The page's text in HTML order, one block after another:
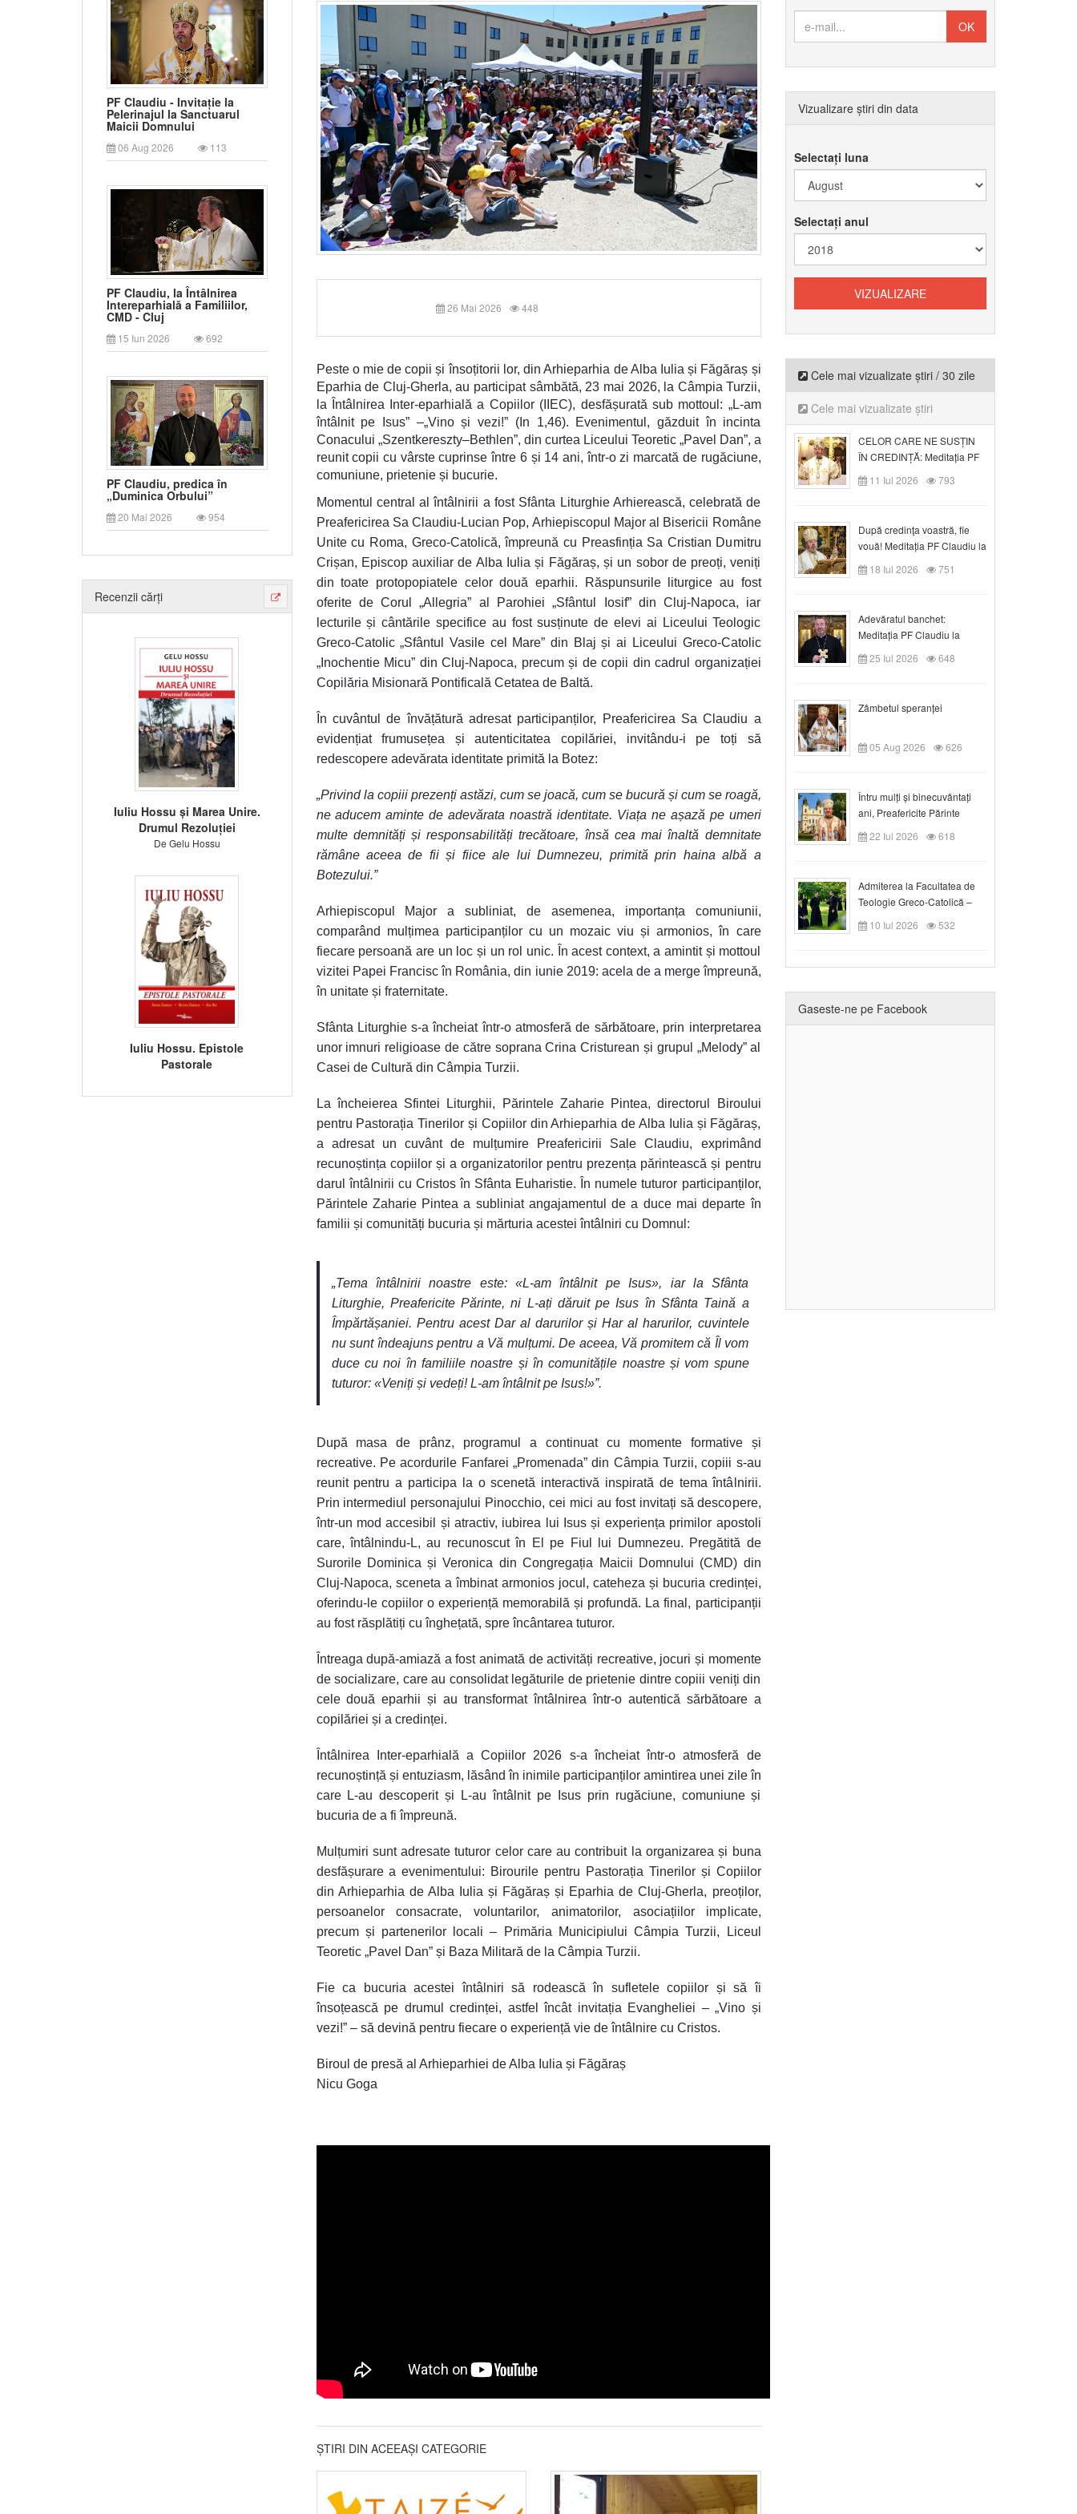
PF Claudiu - Invitație la
Pelerinajul la Sanctuarul
Maicii Domnului
06 Aug 2026 113
PF Claudiu, la Întâlnirea
Intereparhială a Familiilor,
CMD - Cluj
15 Iun 2026 692
PF Claudiu, predica în
„Duminica Orbului”
20 Mai 2026 954
Recenzii cărți
Iuliu Hossu și Marea Unire.
Drumul Rezoluției
De Gelu Hossu
Iuliu Hossu. Epistole
Pastorale
26 Mai 2026 448
Peste o mie de copii și însoțitorii lor, din Arhieparhia de Alba Iulia și Făgăraș și
Eparhia de Cluj-Gherla, au participat sâmbătă, 23 mai 2026, la Câmpia Turzii,
la Întâlnirea Inter-eparhială a Copiilor (IIEC), desfășurată sub mottoul: „L-am
întâlnit pe Isus” –„Vino și vezi!” (In 1,46). Evenimentul, găzduit în incinta
Conacului „Szentkereszty–Bethlen”, din curtea Liceului Teoretic „Pavel Dan”, a
reunit copii cu vârste cuprinse între 6 și 14 ani, într-o zi marcată de rugăciune,
comuniune, prietenie și bucurie.
Momentul central al întâlnirii a fost Sfânta Liturghie Arhierească, celebrată de
Preafericirea Sa Claudiu-Lucian Pop, Arhiepiscopul Major al Bisericii Române
Unite cu Roma, Greco-Catolică, împreună cu Preasfinția Sa Cristian Dumitru
Crișan, Episcop auxiliar de Alba Iulia și Făgăraș, și un sobor de preoți, veniți
din toate protopopiatele celor două eparhii. Răspunsurile liturgice au fost
oferite de Corul „Allegria” al Parohiei „Sfântul Iosif” din Cluj-Napoca, iar
lecturile și cântările specifice au fost susținute de elevi ai Liceului Teologic
Greco-Catolic „Sfântul Vasile cel Mare” din Blaj și ai Liceului Greco-Catolic
„Inochentie Micu” din Cluj-Napoca, precum și de copii din cadrul organizației
Copilăria Misionară Pontificală Cetatea de Baltă.
În cuvântul de învățătură adresat participanților, Preafericirea Sa Claudiu a
evidențiat frumusețea și autenticitatea copilăriei, invitându-i pe toți să
redescopere adevărata identitate primită la Botez:
„Privind la copiii prezenți astăzi, cum se joacă, cum se bucură și cum se roagă,
ne aducem aminte de adevărata noastră identitate. Viața ne așază pe umeri
multe demnități și responsabilități trecătoare, însă cea mai înaltă demnitate
rămâne aceea de fii și fiice ale lui Dumnezeu, primită prin haina albă a
Botezului.”
Arhiepiscopul Major a subliniat, de asemenea, importanța comuniunii,
comparând mulțimea participanților cu un mozaic viu și armonios, în care
fiecare persoană are un loc și un rol unic. În acest context, a amintit și mottoul
vizitei Papei Francisc în România, din iunie 2019: acela de a merge împreună,
în unitate și fraternitate.
Sfânta Liturghie s-a încheiat într-o atmosferă de sărbătoare, prin interpretarea
unor imnuri religioase de către soprana Crina Cristurean și grupul „Melody” al
Casei de Cultură din Câmpia Turzii.
La încheierea Sfintei Liturghii, Părintele Zaharie Pintea, directorul Biroului
pentru Pastorația Tinerilor și Copiilor din Arhieparhia de Alba Iulia și Făgăraș,
a adresat un cuvânt de mulțumire Preafericirii Sale Claudiu, exprimând
recunoștința copiilor și a organizatorilor pentru prezența părintească și pentru
darul întâlnirii cu Cristos în Sfânta Euharistie. În numele tuturor participanților,
Părintele Zaharie Pintea a subliniat angajamentul de a duce mai departe în
familii și comunități bucuria și mărturia acestei întâlniri cu Domnul:
„Tema întâlnirii noastre este: «L-am întâlnit pe Isus», iar la Sfânta
Liturghie, Preafericite Părinte, ni L-ați dăruit pe Isus în Sfânta Taină a
Împărtășaniei. Pentru acest Dar al darurilor și Har al harurilor, cuvintele
nu sunt îndeajuns pentru a Vă mulțumi. De aceea, Vă promitem că Îl vom
duce cu noi în familiile noastre și în comunitățile noastre și vom spune
tuturor: «Veniți și vedeți! L-am întâlnit pe Isus!»”.
După masa de prânz, programul a continuat cu momente formative și
recreative. Pe acordurile Fanfarei „Promenada” din Câmpia Turzii, copiii s-au
reunit pentru a participa la o scenetă interactivă inspirată de tema întâlnirii.
Prin intermediul personajului Pinocchio, cei mici au fost invitați să descopere,
într-un mod accesibil și atractiv, iubirea lui Isus și experiența primilor apostoli
care, întâlnindu-L, au recunoscut în El pe Fiul lui Dumnezeu. Pregătită de
Surorile Dominica și Veronica din Congregația Maicii Domnului (CMD) din
Cluj-Napoca, sceneta a îmbinat armonios jocul, cateheza și bucuria credinței,
oferindu-le copiilor o experiență memorabilă și profundă. La final, participanții
au fost răsplătiți cu înghețată, spre încântarea tuturor.
Întreaga după-amiază a fost animată de activități recreative, jocuri și momente
de socializare, care au consolidat legăturile de prietenie dintre copiii veniți din
cele două eparhii și au transformat întâlnirea într-o autentică sărbătoare a
copilăriei și a credinței.
Întâlnirea Inter-eparhială a Copiilor 2026 s-a încheiat într-o atmosferă de
recunoștință și entuziasm, lăsând în inimile participanților amintirea unei zile în
care L-au descoperit și L-au întâlnit pe Isus prin rugăciune, comuniune și
bucuria de a fi împreună.
Mulțumiri sunt adresate tuturor celor care au contribuit la organizarea și buna
desfășurare a evenimentului: Birourile pentru Pastorația Tinerilor și Copiilor
din Arhieparhia de Alba Iulia și Făgăraș și Eparhia de Cluj-Gherla, preoților,
persoanelor consacrate, voluntarilor, animatorilor, asociațiilor implicate,
precum și partenerilor locali – Primăria Municipiului Câmpia Turzii, Liceul
Teoretic „Pavel Dan” și Baza Militară de la Câmpia Turzii.
Fie ca bucuria acestei întâlniri să rodească în sufletele copiilor și să îi
însoțească pe drumul credinței, astfel încât invitația Evangheliei – „Vino și
vezi!” – să devină pentru fiecare o experiență vie de întâlnire cu Cristos.
Biroul de presă al Arhieparhiei de Alba Iulia și Făgăraș
Nicu Goga
ȘTIRI DIN ACEEAȘI CATEGORIE
Vizualizare știri din data
Selectați luna
Selectați anul
Cele mai vizualizate știri / 30 zile
Cele mai vizualizate știri
CELOR CARE NE SUSȚIN
ÎN CREDINȚĂ: Meditația PF
Claudiu la Duminica a VI-a
după Rusalii
11 Iul 2026 793
După credinţa voastră, fie
vouă! Meditația PF Claudiu la
duminica a VII-a după Rusalii
18 Iul 2026 751
Adevăratul banchet:
Meditația PF Claudiu la
Duminica a VIII-a după
Rusalii
25 Iul 2026 648
Zâmbetul speranței
05 Aug 2026 626
Întru mulți și binecuvântați
ani, Preafericite Părinte
Claudiu!
22 Iul 2026 618
Admiterea la Facultatea de
Teologie Greco-Catolică –
Departamentul Blaj în anul
universitar 2026/2027
10 Iul 2026 532
Gaseste-ne pe Facebook